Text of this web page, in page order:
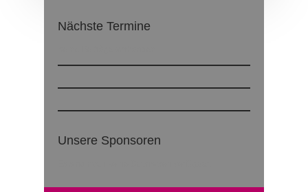
Nächste Termine
Unsere Sponsoren